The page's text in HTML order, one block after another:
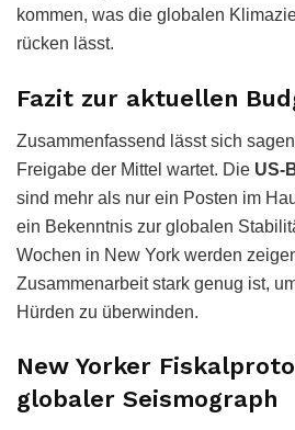
kommen, was die globalen
rücken lässt.
Fazit zur aktuellen
Zusammenfassend lässt sich
Freigabe der Mittel wartet. Die US-
sind mehr als nur ein Posten im
ein Bekenntnis zur globalen
Wochen in New York werden
Zusammenarbeit stark genug ist,
Hürden zu überwinden.
New Yorker
globaler Seismograph